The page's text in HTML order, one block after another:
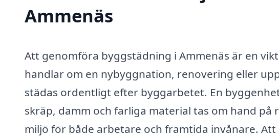
Ammenäs
Att genomföra byggstädning i Ammenäs är en
handlar om en nybyggnation, renovering eller
städas ordentligt efter byggarbetet. En
skräp, damm och farliga material tas om hand
miljö för både arbetare och framtida invånare.